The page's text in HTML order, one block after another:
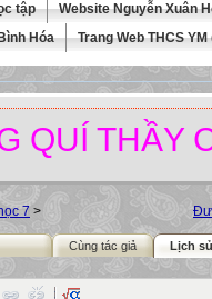
tập Website Nguyễn Xuân
Hóa
Trang Web THCS
THẦY CÔ
7 >
Cùng tác giả Lịch